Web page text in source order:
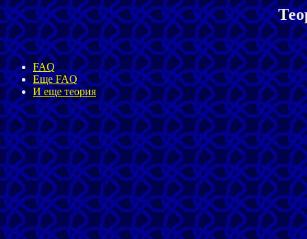
FAQ
Еще FAQ
И еще теория